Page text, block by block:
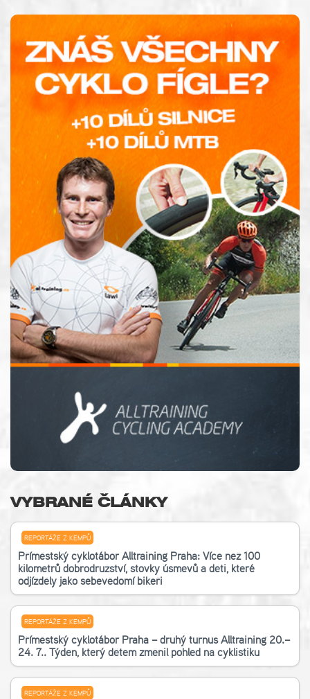
VYBRANÉ ČLÁNKY
REPORTÁŽE Z KEMPŮ
Příměstský cyklotábor Alltraining Praha: Více než 100
kilometrů dobrodružství, stovky úsměvů a děti, které
odjížděly jako sebevědomí bikeři
REPORTÁŽE Z KEMPŮ
Příměstský cyklotábor Praha – druhý turnus Alltraining 20.–
24. 7.. Týden, který dětem změnil pohled na cyklistiku
REPORTÁŽE Z KEMPŮ